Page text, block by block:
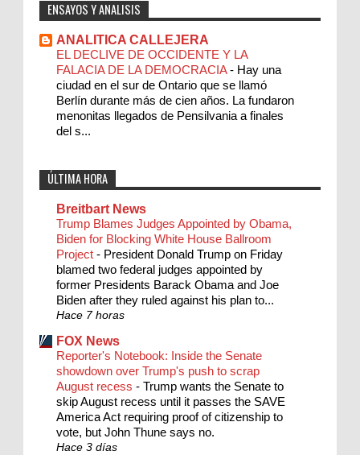
ENSAYOS Y ANALISIS
ANALITICA CALLEJERA
EL DECLIVE DE OCCIDENTE Y LA
FALACIA DE LA DEMOCRACIA- Hay una
ciudad en el sur de Ontario que se llamó
Berlín durante más de cien años. La fundaron
menonitas llegados de Pensilvania a finales
del s...
ÚLTIMA HORA
Breitbart News
Trump Blames Judges Appointed by Obama,
Biden for Blocking White House Ballroom
Project - President Donald Trump on Friday
blamed two federal judges appointed by
former Presidents Barack Obama and Joe
Biden after they ruled against his plan to...
Hace 7 horas
FOX News
Reporter's Notebook: Inside the Senate
showdown over Trump's push to scrap
August recess - Trump wants the Senate to
skip August recess until it passes the SAVE
America Act requiring proof of citizenship to
vote, but John Thune says no.
Hace 3 días